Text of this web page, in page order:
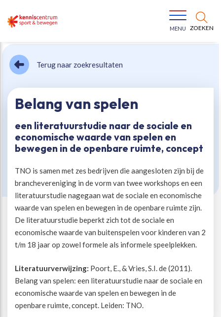
ZOEKEN
MENU
Terug naar zoekresultaten
Belang van spelen
een literatuurstudie naar de sociale en
economische waarde van spelen en
bewegen in de openbare ruimte, concept
TNO is samen met zes bedrijven die aangesloten zijn bij de
branchevereniging in de vorm van twee workshops en een
literatuurstudie nagegaan wat de sociale en economische
waarde van spelen en bewegen in de openbare ruimte zijn.
De literatuurstudie beperkt zich tot de sociale en
economische waarde van buitenspelen voor kinderen van 2
t/m 18 jaar op zowel formele als informele speelplekken.
Literatuurverwijzing: Poort, E., & Vries, S.I. de (2011).
Belang van spelen: een literatuurstudie naar de sociale en
economische waarde van spelen en bewegen in de
openbare ruimte, concept. Leiden: TNO.
Bewegen voor een gezonde leefstijl
Vitaal ouder worden
Maatschappelijke waarde
Beweegvriendelijke omgeving
Kansengelijkheid
Paralympische topsport
Ons team
Onze werkwijze
Organisatie
Werken bij
Persvoorlichting en Public Affairs